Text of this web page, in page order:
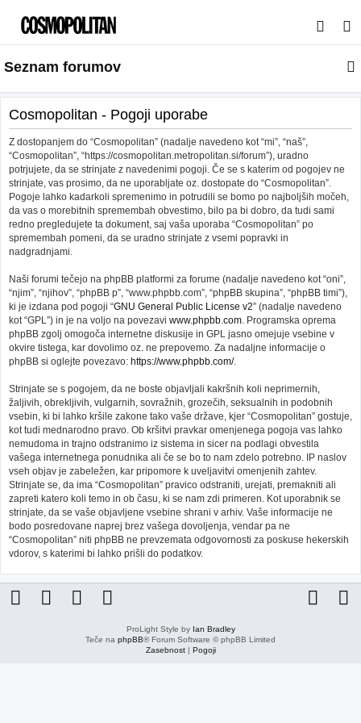
s
a
j
Seznam forumov
Cosmopolitan - Pogoji uporabe
Z dostopanjem do “Cosmopolitan” (nadalje navedeno kot “mi”, “naš”,
“Cosmopolitan”, “https://cosmopolitan.metropolitan.si/forum”), uradno
potrjujete, da se strinjate z navedenimi pogoji. Če se s katerim od pogojev ne
strinjate, vas prosimo, da ne uporabljate oz. dostopate do “Cosmopolitan”.
Pogoje lahko kadarkoli spremenimo in potrudili se bomo po najboljših močeh,
da vas o morebitnih spremembah obvestimo, bilo pa bi dobro, da tudi sami
redno pregledujete ta dokument, saj vaša uporaba “Cosmopolitan” po
spremembah pomeni, da se uradno strinjate z vsemi popravki in
nadgradnjami.
Naši forumi tečejo na phpBB platformi za forume (nadalje navedeno kot “oni”,
“njim”, “njihov”, “phpBB p”, “www.phpbb.com”, “phpBB skupina”, “phpBB timi”),
ki je izdana pod pogoji “GNU General Public License v2” (nadalje navedeno
kot “GPL”) in je na voljo na povezavi www.phpbb.com. Programska oprema
phpBB zgolj omogoča internetne diskusije in GPL jasno omejuje vsebine v
okvire tistega, kar dovolimo oz. ne prepovemo. Za nadaljne informacije o
phpBB si oglejte povezavo: https://www.phpbb.com/.
Strinjate se s pogojem, da ne boste objavljali kakršnih koli neprimernih,
žaljivih, obrekljivih, vulgarnih, sovražnih, grozečih, seksualnih in podobnih
vsebin, ki bi lahko kršile zakone tako vaše države, kjer “Cosmopolitan” gostuje,
kot tudi mednarodno pravo. Ob kršitvi pravkar omenjenega pogoja vas lahko
nemudoma in trajno odstranimo iz sistema in sicer na podlagi obvestila
vašega internetnega ponudnika ali če se bo to nam zdelo potrebno. IP naslov
vseh objav je zabeležen, kar pripomore k uveljavitvi omenjenih zahtev.
Strinjate se, da ima “Cosmopolitan” pravico odstraniti, urejati, premakniti ali
zapreti katero koli temo in ob času, ki se nam zdi primeren. Kot uporabnik se
strinjate, da se vaše objavljene vsebine shrani v arhiv. Vaše informacije ne
bodo posredovane naprej brez vašega dovoljenja, vendar pa ne
“Cosmopolitan” niti phpBB ne prevzemata odgovornosti za poskuse hekerskih
vdorov, s katerimi bi lahko prišli do podatkov.
ProLight Style by Ian Bradley
Teče na phpBB® Forum Software © phpBB Limited
Zasebnost| Pogoji